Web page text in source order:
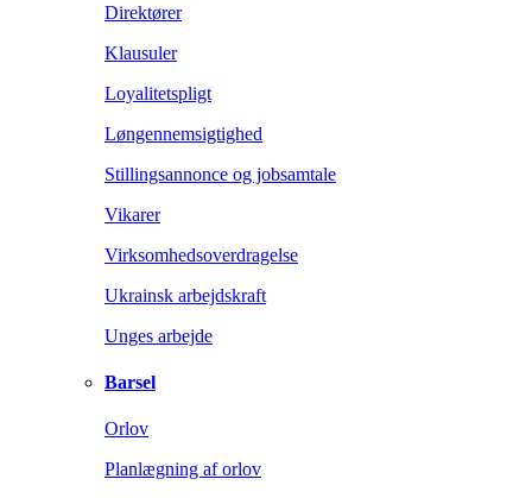
Direktører
Klausuler
Loyalitetspligt
Løngennemsigtighed
Stillingsannonce og jobsamtale
Vikarer
Virksomhedsoverdragelse
Ukrainsk arbejdskraft
Unges arbejde
Barsel
Orlov
Planlægning af orlov